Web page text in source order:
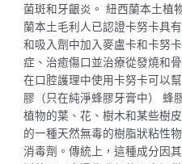
菌斑和牙齦炎。 紐西蘭本土植
蘭本土毛利人已認證卡努卡具
和吸入劑中加入麥盧卡和卡努
症、治癒傷口並治療從發燒和
在口腔護理中使用卡努卡可以
膠（只在純淨蜂膠牙膏中） 蜂
植物的葉、花、樹木和某些樹
的一種天然無毒的樹脂狀粘性
消毒劑。傳統上，這種成分因